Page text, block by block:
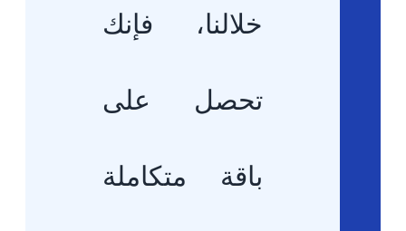
خلالنا، فإنك
تحصل على
باقة متكاملة